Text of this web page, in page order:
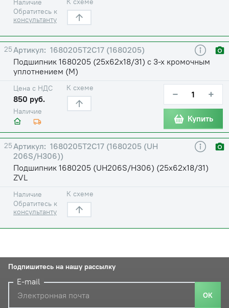
Наличие
Обратитесь к
консультанту
25
1680205Т2С17 (1680205)
Подшипник 1680205 (25х62х18/31) с 3-х кромочным
уплотнением (М)
Наличие
Цена с НДС
850 руб.
К схеме − +
Купить
25
1680205Т2С17 (1680205 (UH
206S/H306))
Подшипник 1680205 (UH206S/H306) (25х62х18/31)
ZVL
Наличие
Обратитесь к
консультанту
К схеме
Подпишитесь на нашу рассылку
E-mail
ОК